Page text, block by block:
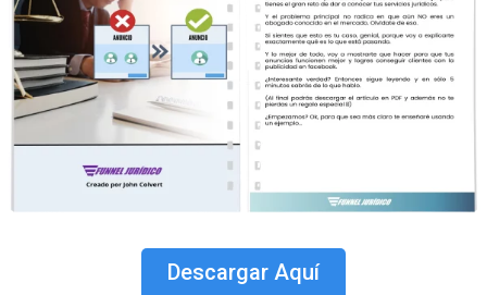
Descargar Aquí